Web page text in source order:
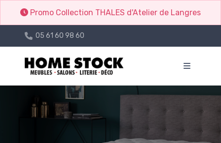
Promo Collection THALES d'Atelier de Langres
05 61 60 98 60